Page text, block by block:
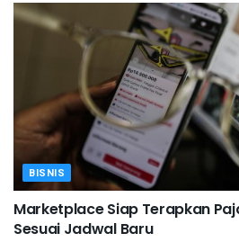
BISNIS
Marketplace Siap Terapkan
Sesuai Jadwal Baru